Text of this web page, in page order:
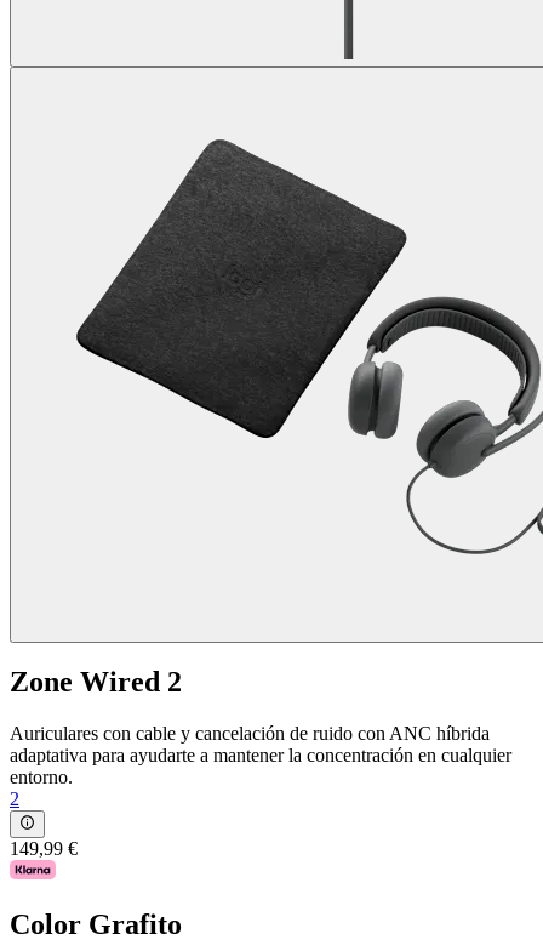
Zone Wired 2
Auriculares con cable y cancelación de ruido con ANC híbrida
adaptativa para ayudarte a mantener la concentración en cualquier
entorno.
2
149,99 €
Color Grafito